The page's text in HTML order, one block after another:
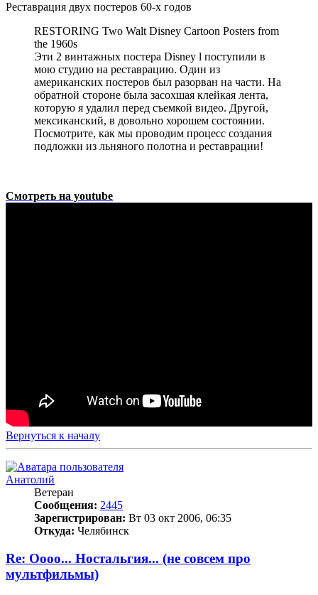
Реставрация двух постеров 60-х годов
RESTORING Two Walt Disney Cartoon Posters from
the 1960s
Эти 2 винтажных постера Disney l поступили в
мою студию на реставрацию. Один из
американских постеров был разорван на части. На
обратной стороне была засохшая клейкая лента,
которую я удалил перед съемкой видео. Другой,
мексиканский, в довольно хорошем состоянии.
Посмотрите, как мы проводим процесс создания
подложки из льняного полотна и реставрации!
Смотреть на youtube
Вернуться к началу
Анатолий
Ветеран
Сообщения: 2445
Зарегистрирован: Вт 03 окт 2006, 06:35
Откуда: Челябинск
Re: Оооо... Ностальгия... (не совсем про
мультфильмы)